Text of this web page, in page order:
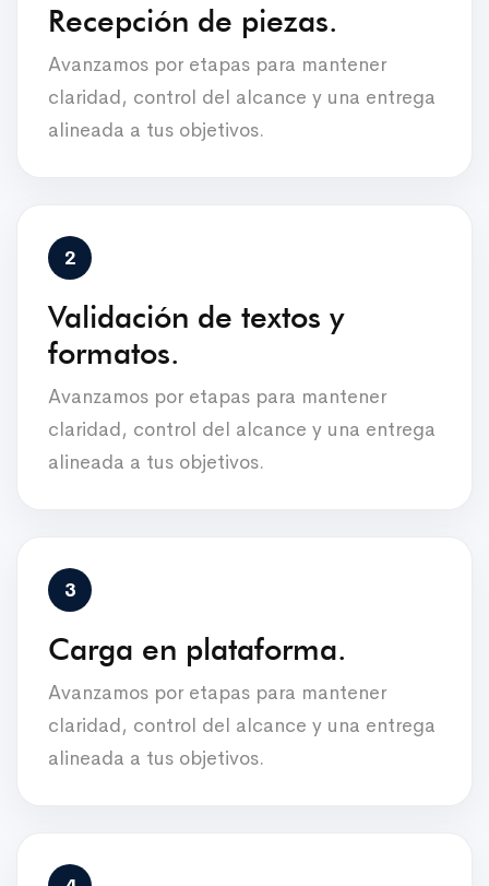
Recepción de piezas.
Avanzamos por etapas para mantener
claridad, control del alcance y una entrega
alineada a tus objetivos.
Validación de textos y
formatos.
Avanzamos por etapas para mantener
claridad, control del alcance y una entrega
alineada a tus objetivos.
Carga en plataforma.
Avanzamos por etapas para mantener
claridad, control del alcance y una entrega
alineada a tus objetivos.